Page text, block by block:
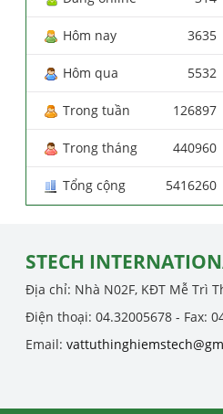
Hôm nay 3635
Hôm qua 5532
Trong tuần 126897
Trong tháng 440960
Tổng cộng 5416260
STECH
Địa chỉ: Nhà N02F, KĐT Mễ Trì
Điện thoại: 04.32005678 - Fax:
Email: